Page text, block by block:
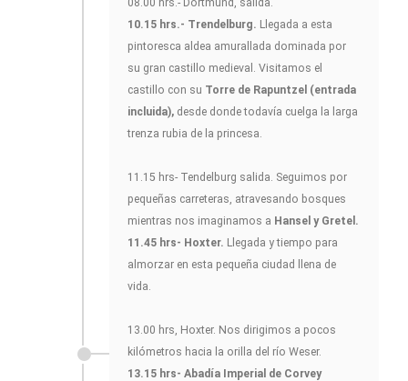
08.00 hrs.- Dortmund, salida.
10.15 hrs.- Trendelburg. Llegada a esta
pintoresca aldea amurallada dominada por
su gran castillo medieval. Visitamos el
castillo con su Torre de Rapuntzel (entrada
incluida), desde donde todavía cuelga la larga
trenza rubia de la princesa.
11.15 hrs- Tendelburg salida. Seguimos por
pequeñas carreteras, atravesando bosques
mientras nos imaginamos a Hansel y Gretel.
11.45 hrs- Hoxter. Llegada y tiempo para
almorzar en esta pequeña ciudad llena de
vida.
13.00 hrs, Hoxter. Nos dirigimos a pocos
kilómetros hacia la orilla del río Weser.
13.15 hrs- Abadía Imperial de Corvey